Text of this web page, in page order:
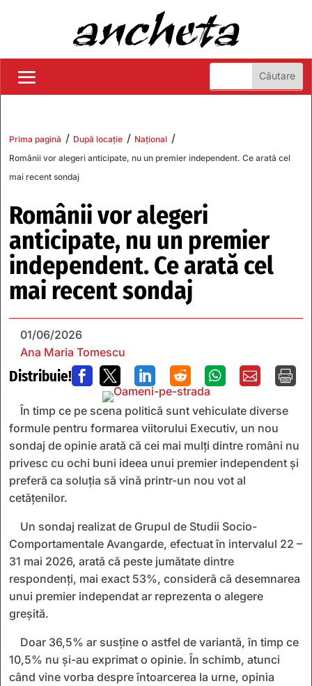
Prima pagină / După locație / Național /
Românii vor alegeri anticipate, nu un premier independent. Ce arată cel
mai recent sondaj
Românii vor alegeri
anticipate, nu un premier
independent. Ce arată cel
mai recent sondaj
01/06/2026
Ana Maria Tomescu
Distribuie!       
În timp ce pe scena politică sunt vehiculate diverse
formule pentru formarea viitorului Executiv, un nou
sondaj de opinie arată că cei mai mulți dintre români nu
privesc cu ochi buni ideea unui premier independent și
preferă ca soluția să vină printr-un nou vot al
cetățenilor.
Un sondaj realizat de Grupul de Studii Socio-
Comportamentale Avangarde, efectuat în intervalul 22 –
31 mai 2026, arată că peste jumătate dintre
respondenți, mai exact 53%, consideră că desemnarea
unui premier independat ar reprezenta o alegere
greșită.
Doar 36,5% ar susține o astfel de variantă, în timp ce
10,5% nu și-au exprimat o opinie. În schimb, atunci
când vine vorba despre întoarcerea la urne, opinia